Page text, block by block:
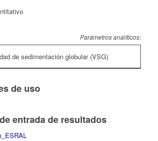
Parámetros analíticos:
de sedimentación globular (VSG)
de uso
entrada de resultados